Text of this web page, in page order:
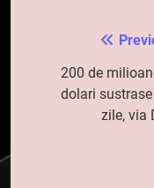
Navigare
în
articole
200 de
dolari
zile, via